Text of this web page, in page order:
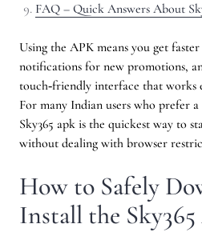
FAQ – Quick Answers About
Using the APK means you get
notifications for new promotions,
touch‑friendly interface that works
For many Indian users who prefer
Sky365 apk is the quickest way to
without dealing with browser
How to Safely
Install the